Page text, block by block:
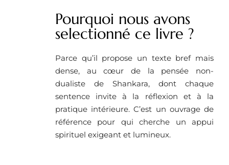
Pourquoi nous avons
selectionné ce livre ?
Parce qu’il propose un texte bref mais
dense, au cœur de la pensée non-
dualiste de Shankara, dont chaque
sentence invite à la réflexion et à la
pratique intérieure. C’est un ouvrage de
référence pour qui cherche un appui
spirituel exigeant et lumineux.